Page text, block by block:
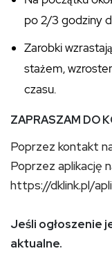
po 2/3 godziny
Zarobki
stażem,
czasu.
ZAPRASZAM DO
Poprzez kontakt
Poprzez aplikację
https://dklink.pl/
Jeśli ogłoszenie
aktualne.